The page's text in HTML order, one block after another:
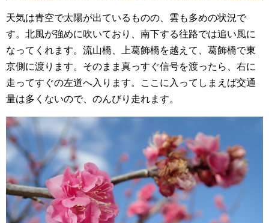
天気は青空で太陽が出ているものの、雲も多めの状況で
す。北風が強めに吹いており、南下する往路では追い風に
なってくれます。流山橋、上葛飾橋を越えて、葛飾橋で東
京側に渡ります。そのまま真っすぐ信号を渡ったら、右に
走ってすぐの左道へ入ります。ここに入ってしまえば交通
量は多くないので、のんびり走れます。